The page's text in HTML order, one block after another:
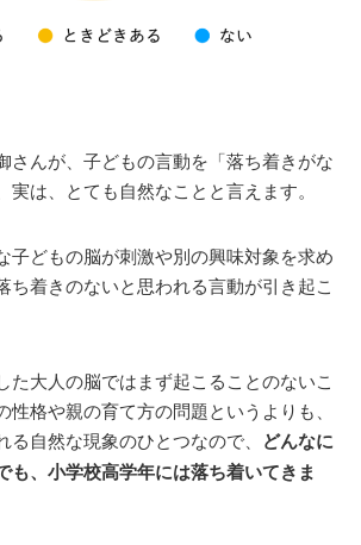
さんが、子どもの言動を「落ち着きがな
実は、とても自然なことと言えます。
子どもの脳が刺激や別の興味対象を求め
ち着きのないと思われる言動が引き起こ
た大人の脳ではまず起こることのないこ
性格や親の育て方の問題というよりも、
る自然な現象のひとつなので、 どんなに
も、小学校高学年には落ち着いてきま